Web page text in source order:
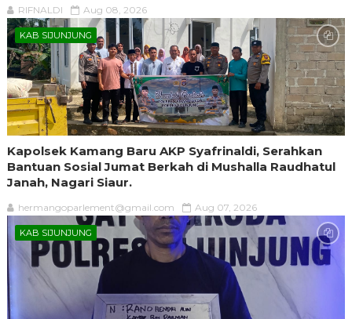
RIFNALDI Aug 08, 2026
KAB SIJUNJUNG
Kapolsek Kamang Baru AKP Syafrinaldi, Serahkan
Bantuan Sosial Jumat Berkah di Mushalla Raudhatul
Janah, Nagari Siaur.
hermangoparlement@gmail.com Aug 07, 2026
KAB SIJUNJUNG